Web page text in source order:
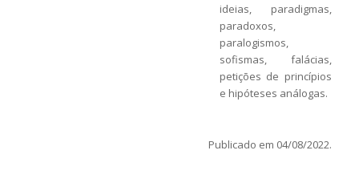
ideias, paradigmas,
paradoxos,
paralogismos,
sofismas, falácias,
petições de princípios
e hipóteses análogas.
Publicado em 04/08/2022.